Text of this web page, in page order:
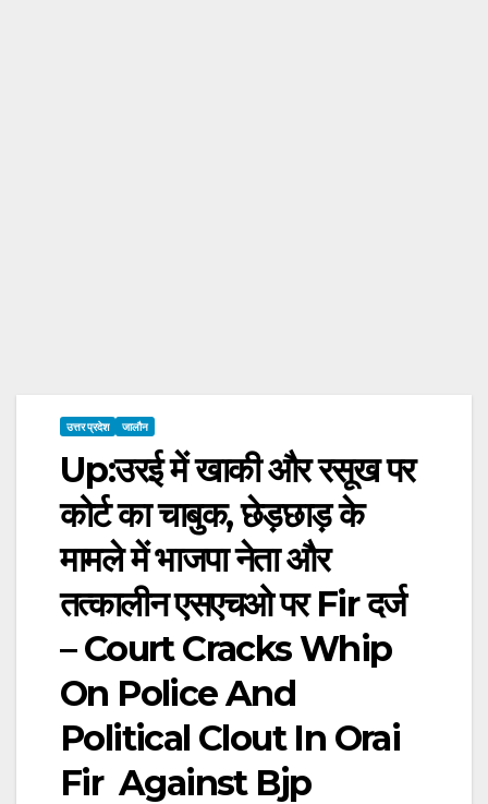
उत्तर प्रदेश जालौन
Up:उरई में खाकी और रसूख पर
कोर्ट का चाबुक, छेड़छाड़ के
मामले में भाजपा नेता और
तत्कालीन एसएचओ पर Fir दर्ज
– Court Cracks Whip
On Police And
Political Clout In Orai
Fir Against Bjp